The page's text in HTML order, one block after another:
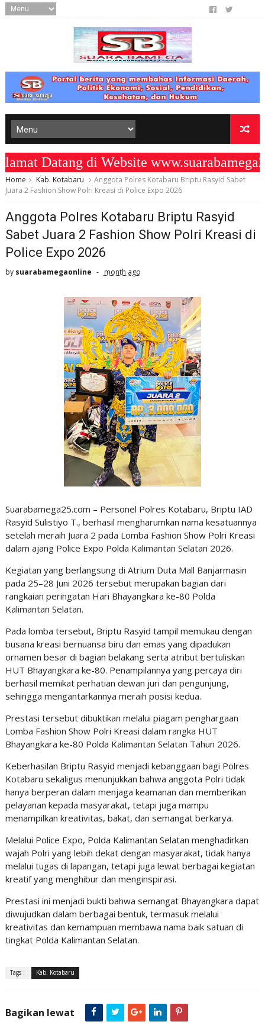
Datang di Website
Home Kab. Kotabaru
Anggota Polres Kotabaru Briptu Rasyid Sabet
Juara 2 Fashion Show Polri Kreasi di Police Expo 2026
Anggota Polres Kotabaru Briptu Rasyid
Sabet Juara 2 Fashion Show Polri Kreasi di
Police Expo 2026
by suarabamegaonline month ago
Suarabamega25.com – Personel Polres Kotabaru, Briptu IAD
Rasyid Sulistiyo T., berhasil mengharumkan nama kesatuannya
setelah meraih Juara 2 pada Lomba Fashion Show Polri Kreasi
dalam ajang Police Expo Polda Kalimantan Selatan 2026.
Kegiatan yang berlangsung di Atrium Duta Mall Banjarmasin
pada 25–28 Juni 2026 tersebut merupakan bagian dari
rangkaian peringatan Hari Bhayangkara ke-80 Polda
Kalimantan Selatan.
Pada lomba tersebut, Briptu Rasyid tampil memukau dengan
busana kreasi bernuansa biru dan emas yang dipadukan
ornamen besar di bagian belakang serta atribut bertuliskan
HUT Bhayangkara ke-80. Penampilannya yang percaya diri
berhasil memikat perhatian dewan juri dan pengunjung,
sehingga mengantarkannya meraih posisi kedua.
Prestasi tersebut dibuktikan melalui piagam penghargaan
Lomba Fashion Show Polri Kreasi dalam rangka HUT
Bhayangkara ke-80 Polda Kalimantan Selatan Tahun 2026.
Keberhasilan Briptu Rasyid menjadi kebanggaan bagi Polres
Kotabaru sekaligus menunjukkan bahwa anggota Polri tidak
hanya berperan dalam menjaga keamanan dan memberikan
pelayanan kepada masyarakat, tetapi juga mampu
menampilkan kreativitas, bakat, dan semangat berkarya.
Melalui Police Expo, Polda Kalimantan Selatan menghadirkan
wajah Polri yang lebih dekat dengan masyarakat, tidak hanya
melalui tugas di lapangan, tetapi juga lewat berbagai kegiatan
kreatif yang menghibur dan menginspirasi.
Prestasi ini menjadi bukti bahwa semangat Bhayangkara dapat
diwujudkan dalam berbagai bentuk, termasuk melalui
kreativitas dan kemampuan membawa nama baik satuan di
tingkat Polda Kalimantan Selatan.
Tags : Kab. Kotabaru
Bagikan lewat